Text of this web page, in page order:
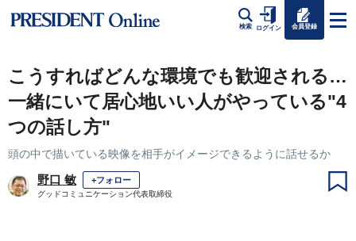
検索 ログイン 会員登録
こうすればどんな環境でも歓迎される…
一緒にいて居心地いい人がやっている"4
つの話し方"
頭の中で描いている映像を相手がイメージできるように話せるか
野口 敏 +フォロー
グッドコミュニケーション代表取締役